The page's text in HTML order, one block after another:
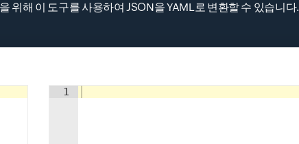
위해 이 도구를 사용하여 JSON을 YAML로 변환할 수 있습니다.
Input field
1